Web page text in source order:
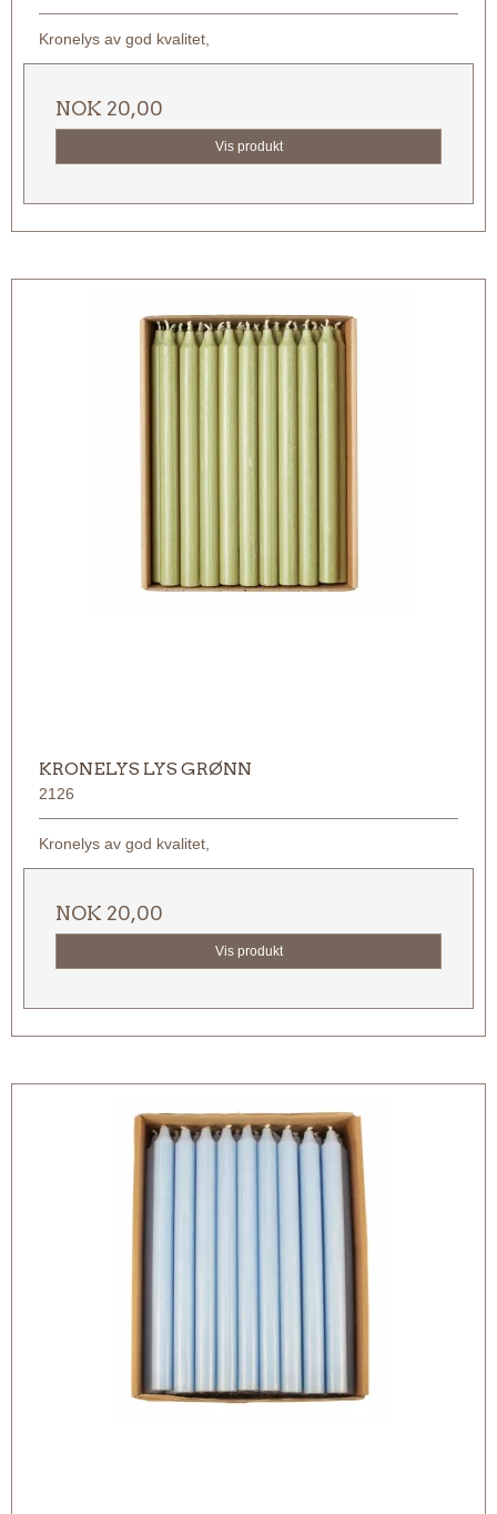
Kronelys av god kvalitet,
NOK 20,00
Vis produkt
KRONELYS LYS GRØNN
2126
Kronelys av god kvalitet,
NOK 20,00
Vis produkt